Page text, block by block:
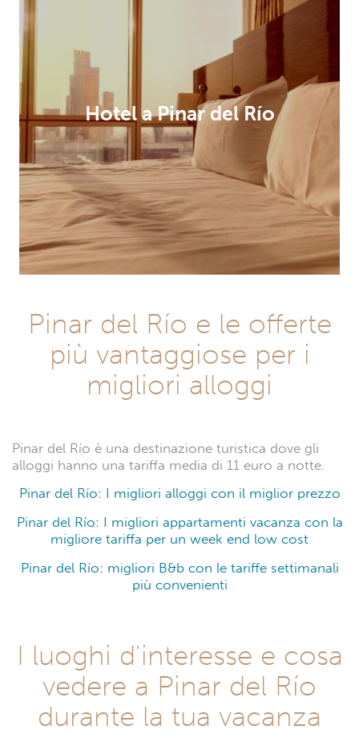
Hotel a Pinar del Río
Pinar del Río e le offerte
più vantaggiose per i
migliori alloggi
Pinar del Río è una destinazione turistica dove gli
alloggi hanno una tariffa media di 11 euro a notte.
Pinar del Río: I migliori alloggi con il miglior prezzo
Pinar del Río: I migliori appartamenti vacanza con la
migliore tariffa per un week end low cost
Pinar del Río: migliori B&b con le tariffe settimanali
più convenienti
I luoghi d'interesse e cosa
vedere a Pinar del Río
durante la tua vacanza